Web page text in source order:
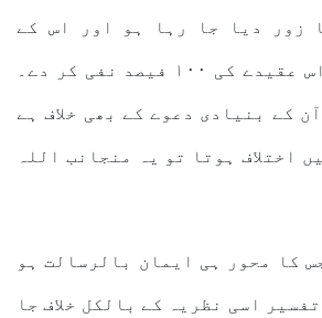
زور دیا جا رہا ہو اور اس کے
درمیان ایک آیت اس عقیدے کی ١٠٠ فیصد نفی کر دے۔
کے بنیادی دعوے کے بھی خلاف ہے
اختلاف ہوتا تو یہ منجانب اللہ
کا محور ہی ایمان بالرسالت ہو
اسی نظریہ کے بالکل خلاف جا